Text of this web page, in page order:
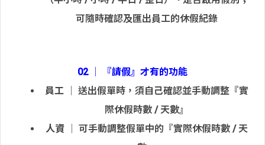
可隨時確認及匯出員工的休假紀錄
02 │ 『請假』才有的功能
員工 │ 送出假單時，須自己確認並手動調整『實
際休假時數 / 天數』
人資 │ 可手動調整假單中的『實際休假時數 / 天